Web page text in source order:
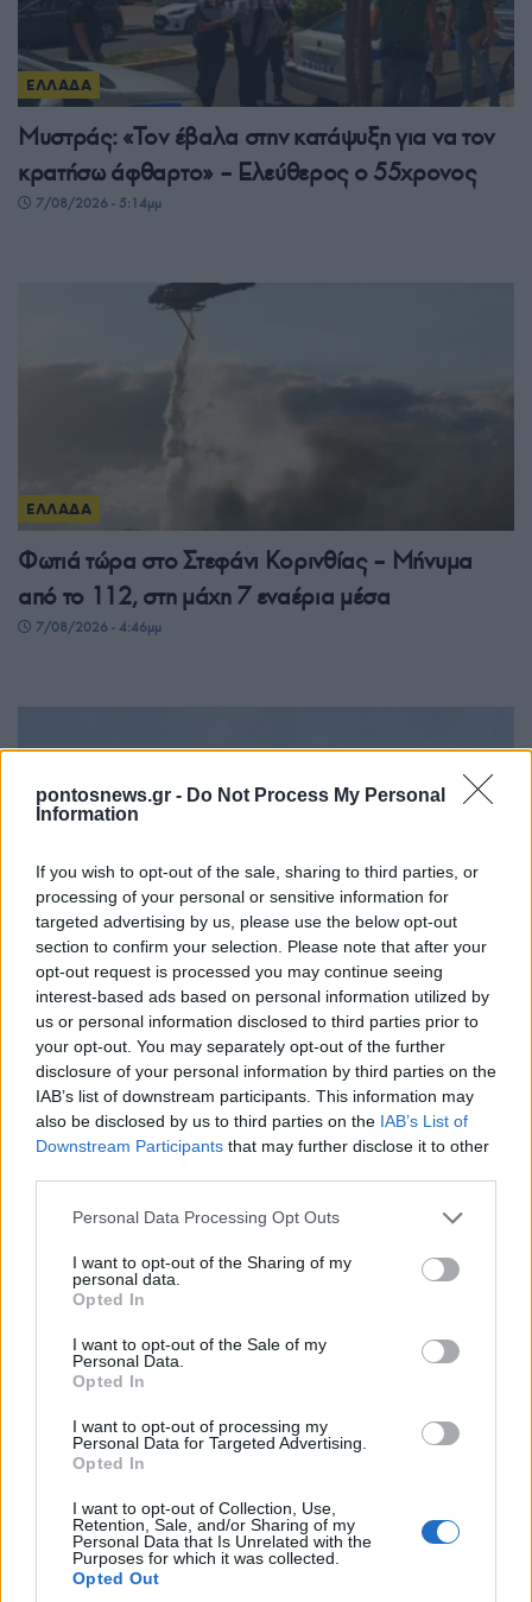
pontosnews.gr - Do Not Process My Personal
Information
If you wish to opt-out of the sale, sharing to third parties, or
processing of your personal or sensitive information for
targeted advertising by us, please use the below opt-out
section to confirm your selection. Please note that after your
opt-out request is processed you may continue seeing
interest-based ads based on personal information utilized by
us or personal information disclosed to third parties prior to
your opt-out. You may separately opt-out of the further
disclosure of your personal information by third parties on the
IAB’s list of downstream participants. This information may
also be disclosed by us to third parties on the IAB’s List of
Downstream Participants that may further disclose it to other
Please note that this website/app uses one or more Google
not limited to your visit or usage behaviour. You may click to
grant or deny consent to Google and its third-party tags to
use your data for below specified purposes in below Google
consent section.
Personal Data Processing Opt Outs
I want to opt-out of the Sharing of my
personal data.
Opted In
I want to opt-out of the Sale of my
Personal Data.
Opted In
I want to opt-out of processing my
Personal Data for Targeted Advertising.
Opted In
I want to opt-out of Collection, Use,
Retention, Sale, and/or Sharing of my
Personal Data that Is Unrelated with the
Purposes for which it was collected.
Opted Out
ΕΛΛΑΔΑ
Μυστράς: «Τον έβαλα στην κατάψυξη για να τον
κρατήσω άφθαρτο» – Ελεύθερος ο 55χρονος
7/08/2026 - 5:14μμ
ΕΛΛΑΔΑ
Φωτιά τώρα στο Στεφάνι Κορινθίας – Μήνυμα
από το 112, στη μάχη 7 εναέρια μέσα
7/08/2026 - 4:46μμ
ΕΛΛΑΔΑ
Θεσσαλονίκη: Πυρκαγιά σε δασική έκταση στο
Μονοπήγαδο Θέρμης
7/08/2026 - 4:41μμ
ΕΛΛΑΔΑ
συμπληρώνει ο προσφυγικός οικισμός – Η
ιστορία του ξεριζωμού από την Αφθόνη του
Μαρμαρά
7/08/2026 - 2:00μμ